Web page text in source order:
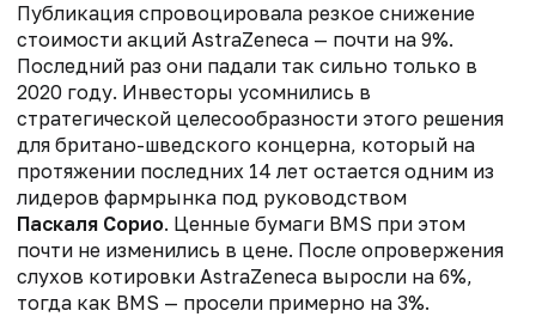
Публикация спровоцировала резкое снижение
стоимости акций AstraZeneca — почти на 9%.
Последний раз они падали так сильно только в
2020 году. Инвесторы усомнились в
стратегической целесообразности этого решения
для британо-шведского концерна, который на
протяжении последних 14 лет остается одним из
лидеров фармрынка под руководством
Паскаля Сорио. Ценные бумаги BMS при этом
почти не изменились в цене. После опровержения
слухов котировки AstraZeneca выросли на 6%,
тогда как BMS — просели примерно на 3%.